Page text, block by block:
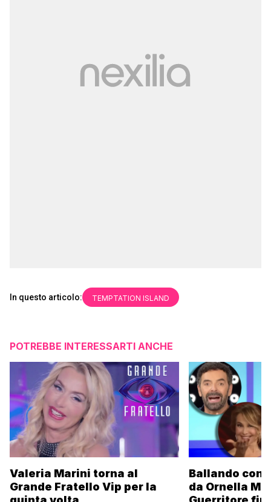
In questo articolo: TEMPTATION ISLAND
POTREBBE INTERESSARTI ANCHE
Valeria Marini torna al
Grande Fratello Vip per la
Ballando con
da Ornella